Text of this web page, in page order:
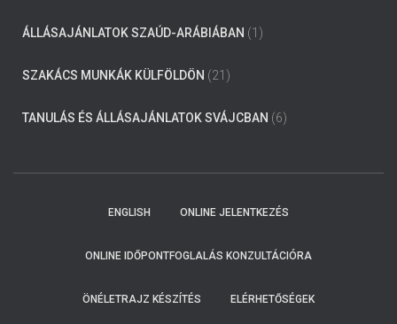
ÁLLÁSAJÁNLATOK SZAÚD-ARÁBIÁBAN (1)
SZAKÁCS MUNKÁK KÜLFÖLDÖN (21)
TANULÁS ÉS ÁLLÁSAJÁNLATOK SVÁJCBAN (6)
ENGLISH ONLINE JELENTKEZÉS
ONLINE IDŐPONTFOGLALÁS KONZULTÁCIÓRA
ÖNÉLETRAJZ KÉSZÍTÉS ELÉRHETŐSÉGEK